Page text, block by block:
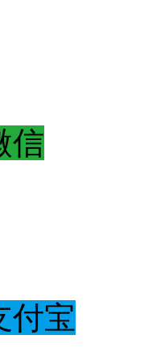
信
付宝